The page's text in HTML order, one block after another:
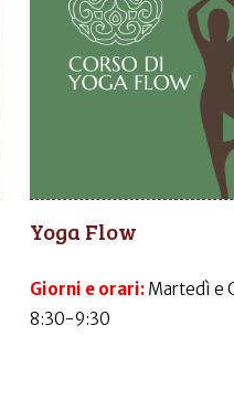
Yoga Flow
Giorni e orari: Martedì e
8:30-9:30